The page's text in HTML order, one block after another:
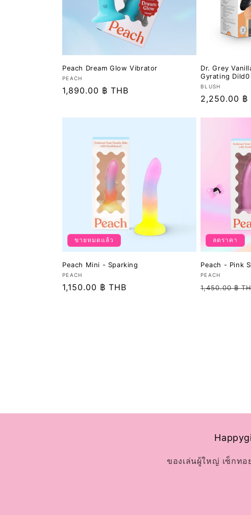
Peach Dream Glow Vibrator
เวน
เด
PEACH
ราคา
1,890.00 ฿ THB
Dr. Grey
Gyrating
เวน
เด
BLUSH
ราคา
2,250.00 ฿
ขายหมดแล้ว
Peach Mini - Sparking
เวน
เด
PEACH
ราคา
1,150.00 ฿ THB
ลดราคา
Peach - Pink
เวน
เด
PEACH
ราคา
1,450.00 ฿
ของเล่นผู้ใหญ่ เซ็กท